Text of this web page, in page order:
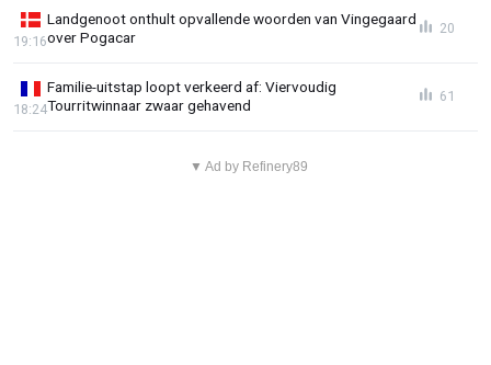
Landgenoot onthult opvallende woorden van Vingegaard
over Pogacar
19:16
20
Familie-uitstap loopt verkeerd af: Viervoudig
Tourritwinnaar zwaar gehavend
18:24
61
▼ Ad by Refinery89